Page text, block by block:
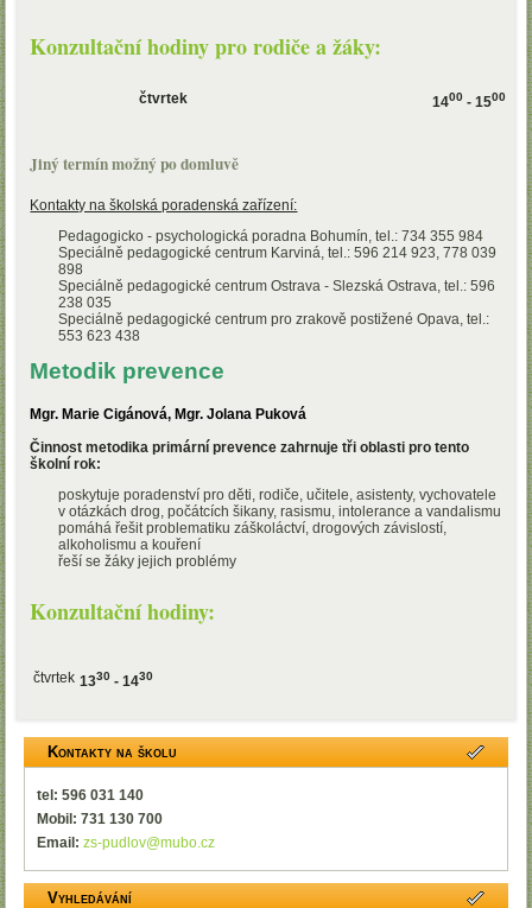
Konzultační hodiny pro rodiče a žáky:
čtvrtek 1400 - 1500
Jiný termín možný po domluvě
Kontakty na školská poradenská zařízení:
Pedagogicko - psychologická poradna Bohumín, tel.: 734 355 984
Speciálně pedagogické centrum Karviná, tel.: 596 214 923, 778 039
898
Speciálně pedagogické centrum Ostrava - Slezská Ostrava, tel.: 596
238 035
Speciálně pedagogické centrum pro zrakově postižené Opava, tel.:
553 623 438
Metodik prevence
Mgr. Marie Cigánová, Mgr. Jolana Puková
Činnost metodika primární prevence zahrnuje tři oblasti pro tento
školní rok:
poskytuje poradenství pro děti, rodiče, učitele, asistenty, vychovatele
v otázkách drog, počátcích šikany, rasismu, intolerance a vandalismu
pomáhá řešit problematiku záškoláctví, drogových závislostí,
alkoholismu a kouření
řeší se žáky jejich problémy
Konzultační hodiny:
čtvrtek 1330 - 1430
Kontakty na školu
tel: 596 031 140
Mobil: 731 130 700
Email:zs-pudlov@mubo.cz
Vyhledávání